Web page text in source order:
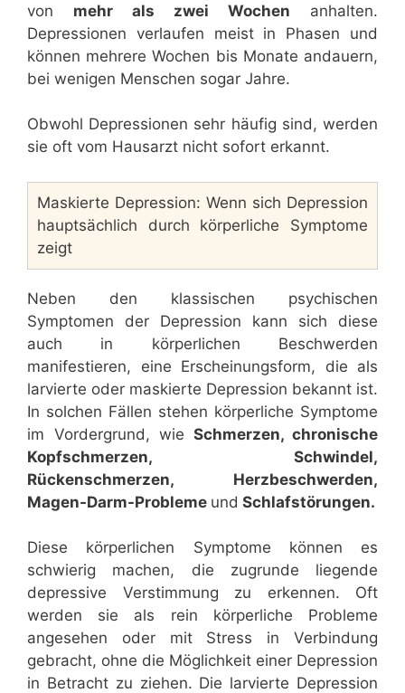
von mehr als zwei Wochen anhalten.
Depressionen verlaufen meist in Phasen und
können mehrere Wochen bis Monate andauern,
bei wenigen Menschen sogar Jahre.
Obwohl Depressionen sehr häufig sind, werden
sie oft vom Hausarzt nicht sofort erkannt.
Maskierte Depression: Wenn sich Depression
hauptsächlich durch körperliche Symptome
zeigt
Neben den klassischen psychischen
Symptomen der Depression kann sich diese
auch in körperlichen Beschwerden
manifestieren, eine Erscheinungsform, die als
larvierte oder maskierte Depression bekannt ist.
In solchen Fällen stehen körperliche Symptome
im Vordergrund, wie Schmerzen, chronische
Kopfschmerzen, Schwindel,
Rückenschmerzen, Herzbeschwerden,
Magen-Darm-Probleme und Schlafstörungen.
Diese körperlichen Symptome können es
schwierig machen, die zugrunde liegende
depressive Verstimmung zu erkennen. Oft
werden sie als rein körperliche Probleme
angesehen oder mit Stress in Verbindung
gebracht, ohne die Möglichkeit einer Depression
in Betracht zu ziehen. Die larvierte Depression